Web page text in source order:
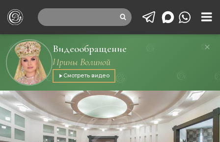
Видеообращение
Ирины Волиной
Смотреть видео